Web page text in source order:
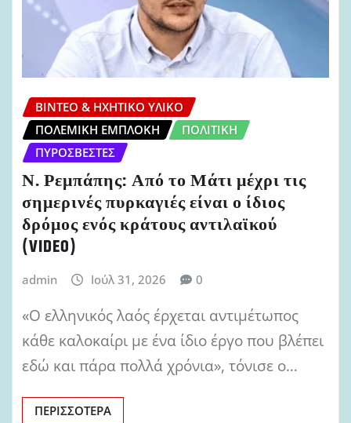
ΒΊΝΤΕΟ & ΗΧΗΤΙΚΌ ΥΛΙΚΌ
ΠΟΛΕΜΙΚΉ ΕΜΠΛΟΚΉ
ΠΟΛΙΤΙΚΉ
ΠΥΡΟΣΒΈΣΤΕΣ
Ν. Ρεμπάπης: Από το Μάτι μέχρι τις
σημερινές πυρκαγιές είναι ο ίδιος
δρόμος ενός κράτους αντιλαϊκού
(VIDEO)
admin Ιούλ 31, 2026 0
«Ο ελληνικός λαός έρχεται αντιμέτωπος
κάθε καλοκαίρι με ένα ίδιο έργο που βλέπει
εδώ και πάρα πολλά χρόνια», τόνισε ο…
ΠΕΡΙΣΣΌΤΕΡΑ